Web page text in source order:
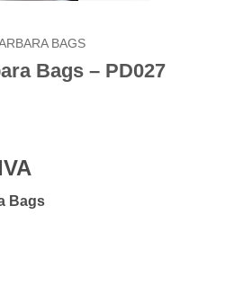
BAGS
Bags – PD027
Bags